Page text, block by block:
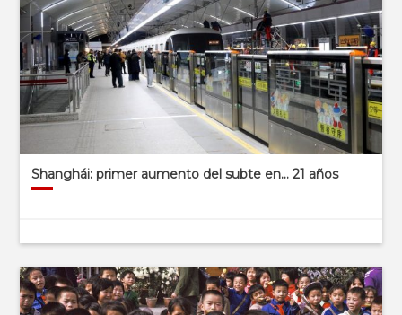
Shanghái: primer aumento del subte en… 21 años